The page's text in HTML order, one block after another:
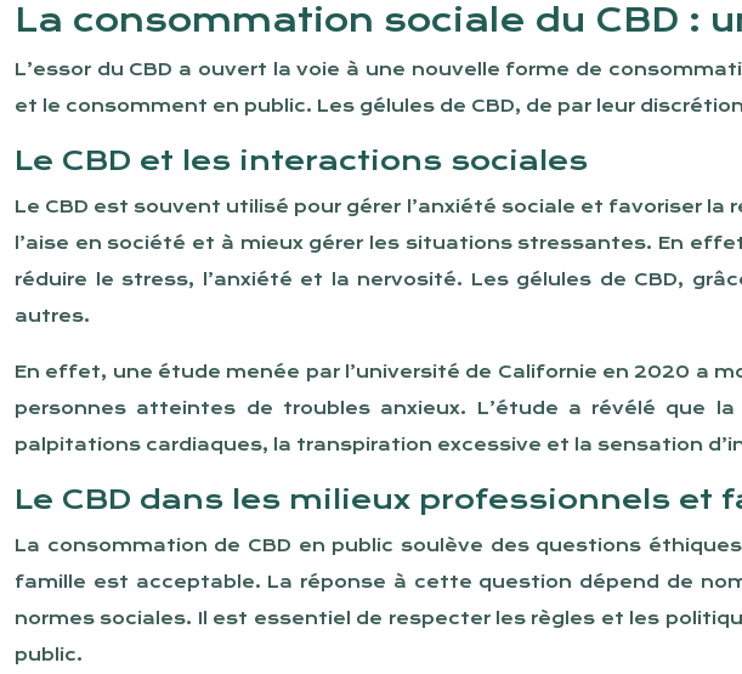
La consommation sociale du CBD :
L’essor du CBD a ouvert la voie à une nouvelle forme de
et le consomment en public. Les gélules de CBD, de par leur
Le CBD et les interactions sociales
Le CBD est souvent utilisé pour gérer l’anxiété sociale et favoriser
l’aise en société et à mieux gérer les situations stressantes. En
réduire le stress, l’anxiété et la nervosité. Les gélules de CBD,
autres.
En effet, une étude menée par l’université de Californie en 2020 a
personnes atteintes de troubles anxieux. L’étude a révélé que
palpitations cardiaques, la transpiration excessive et la sensation
Le CBD dans les milieux professionnels et
La consommation de CBD en public soulève des questions
famille est acceptable. La réponse à cette question dépend de
normes sociales. Il est essentiel de respecter les règles et les
public.